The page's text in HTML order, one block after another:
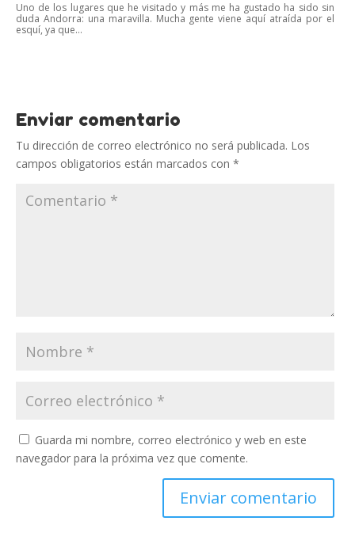
Uno de los lugares que he visitado y más me ha gustado ha sido sin
duda Andorra: una maravilla. Mucha gente viene aquí atraída por el
esquí, ya que...
Enviar comentario
Tu dirección de correo electrónico no será publicada. Los
campos obligatorios están marcados con *
Guarda mi nombre, correo electrónico y web en este
navegador para la próxima vez que comente.